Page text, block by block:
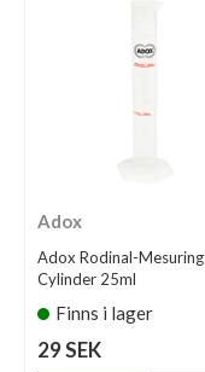
Adox
Adox Rodinal-Mesuring
Cylinder 25ml
Finns i lager
29 SEK